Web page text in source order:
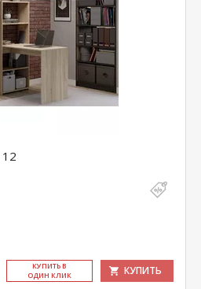
КУ­ПИТЬ В
ОДИН КЛИК
КУПИТЬ